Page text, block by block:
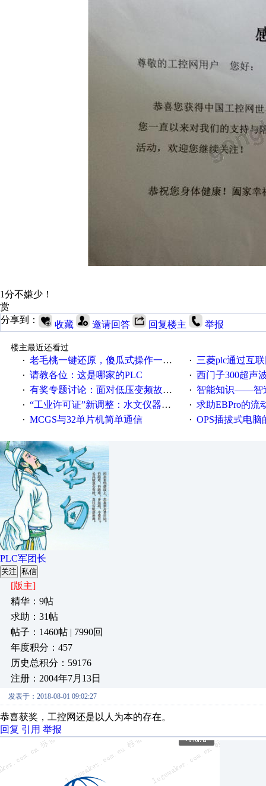
1分不嫌少！
赏
分享到：
收藏 邀请回答 回复楼主 举报
楼主最近还看过
· 老毛桃一键还原，傻瓜式操作一键轻松备份还原；程序为向导式安装，一键即可实现自动备份或还原系统。 · 三菱plc通过互联网实现plc
· 请教各位：这是哪家的PLC · 西门子300超声波
· 有奖专题讨论：面对低压变频故障，老手是这样解决的！ · 智能知识——智造时代，
· “工业许可证”新调整：水文仪器等19类产品取消事前生产许可 · 求助EBPro的流
· MCGS与32单片机简单通信 · OPS插拔式电脑
PLC军团长
关注 私信
[版主]
精华：9帖
求助：31帖
帖子：1460帖 | 7990回
年度积分：457
历史总积分：59176
注册：2004年7月13日
发表于：2018-08-01 09:02:27
恭喜获奖，工控网还是以人为本的存在。
回复 引用 举报